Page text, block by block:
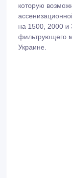
которую
на 1500, 2000 и
фильтрующего
Украине.